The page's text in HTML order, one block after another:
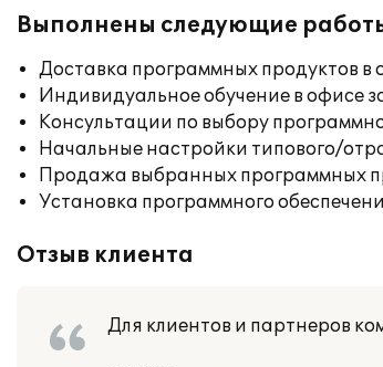
Выполнены следующие
Доставка программных продуктов в
Индивидуальное обучение в офисе
Консультации по выбору
Начальные настройки типового/
Продажа выбранных программных
Установка программного
Отзыв клиента
Для клиентов и партнеров